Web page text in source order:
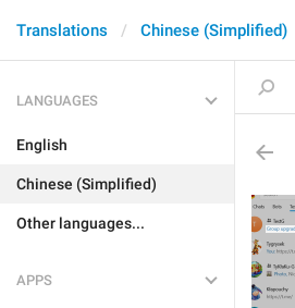
Translations Chinese (Simplified)
LANGUAGES
English
Chinese (Simplified)
Other languages...
APPS